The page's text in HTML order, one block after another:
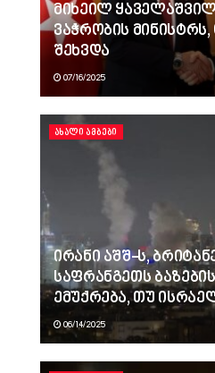
მიხეილ
ვაჭრობის
შეხვდა
07/16/2025
ᲐᲮᲐᲚᲘ ᲐᲛᲑᲔᲑᲘ
ირანი აშშ-ს,
საფრანგეთს
ემუქრება, თუ
06/14/2025